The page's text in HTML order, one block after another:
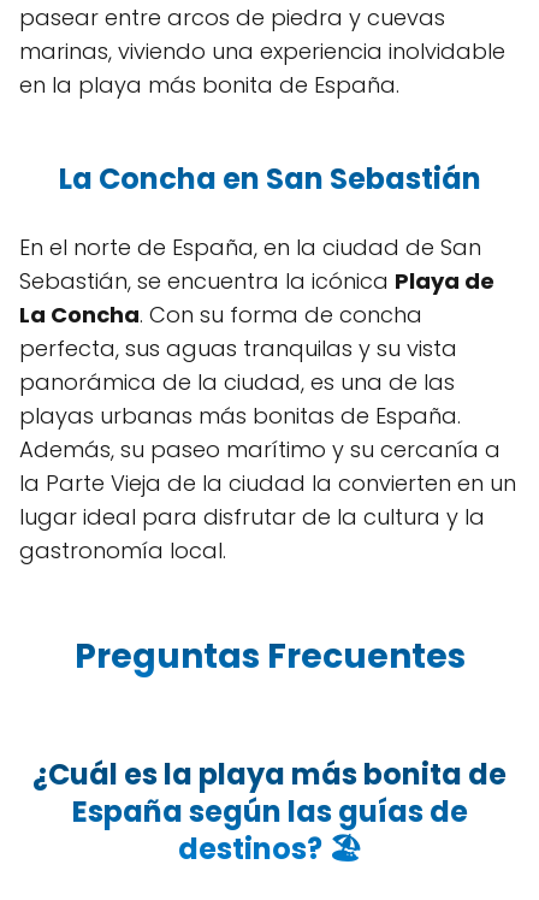
pasear entre arcos de piedra y cuevas
marinas, viviendo una experiencia inolvidable
en la playa más bonita de España.
La Concha en San Sebastián
En el norte de España, en la ciudad de San
Sebastián, se encuentra la icónica Playa de
La Concha. Con su forma de concha
perfecta, sus aguas tranquilas y su vista
panorámica de la ciudad, es una de las
playas urbanas más bonitas de España.
Además, su paseo marítimo y su cercanía a
la Parte Vieja de la ciudad la convierten en un
lugar ideal para disfrutar de la cultura y la
gastronomía local.
Preguntas Frecuentes
¿Cuál es la playa más bonita de
España según las guías de
destinos? 🏖️